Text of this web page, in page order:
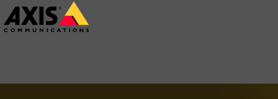
Passer
au